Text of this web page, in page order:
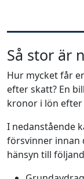
Så stor är
Hur mycket får
efter skatt? En
kronor i lön
I nedanstående
försvinner innan
hänsyn till